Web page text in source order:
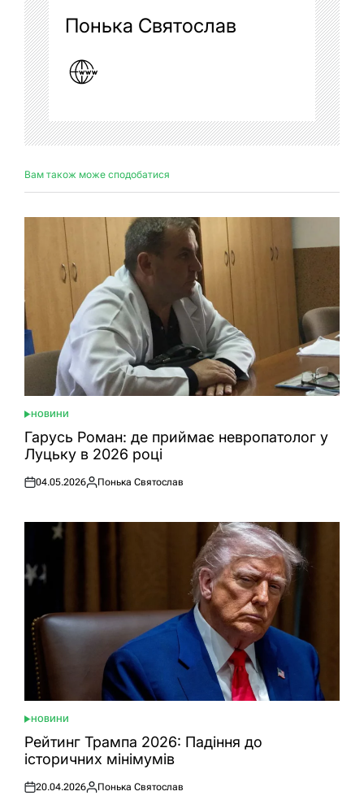
Понька Святослав
Вам також може сподобатися
ОПУБЛІКУВАТИ
У
НОВИНИ
Гарусь Роман: де приймає невропатолог у
Луцьку в 2026 році
Оприлюднено
04.05.2026
Опубліковано
Понька Святослав
ОПУБЛІКУВАТИ
У
НОВИНИ
Рейтинг Трампа 2026: Падіння до
історичних мінімумів
Оприлюднено
20.04.2026
Опубліковано
Понька Святослав